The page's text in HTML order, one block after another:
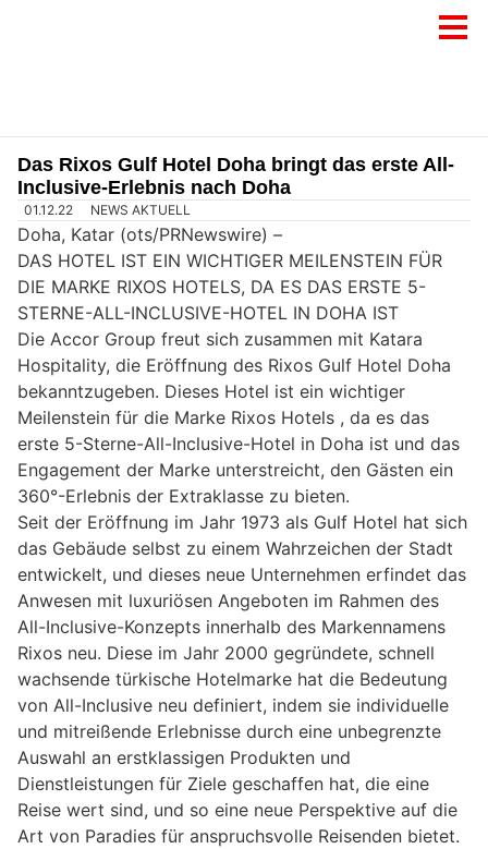
Das Rixos Gulf Hotel Doha bringt das erste All-
Inclusive-Erlebnis nach Doha
01.12.22 NEWS AKTUELL
Doha, Katar (ots/PRNewswire) –
DAS HOTEL IST EIN WICHTIGER MEILENSTEIN FÜR
DIE MARKE RIXOS HOTELS, DA ES DAS ERSTE 5-
STERNE-ALL-INCLUSIVE-HOTEL IN DOHA IST
Die Accor Group freut sich zusammen mit Katara
Hospitality, die Eröffnung des Rixos Gulf Hotel Doha
bekanntzugeben. Dieses Hotel ist ein wichtiger
Meilenstein für die Marke Rixos Hotels , da es das
erste 5-Sterne-All-Inclusive-Hotel in Doha ist und das
Engagement der Marke unterstreicht, den Gästen ein
360°-Erlebnis der Extraklasse zu bieten.
Seit der Eröffnung im Jahr 1973 als Gulf Hotel hat sich
das Gebäude selbst zu einem Wahrzeichen der Stadt
entwickelt, und dieses neue Unternehmen erfindet das
Anwesen mit luxuriösen Angeboten im Rahmen des
All-Inclusive-Konzepts innerhalb des Markennamens
Rixos neu. Diese im Jahr 2000 gegründete, schnell
wachsende türkische Hotelmarke hat die Bedeutung
von All-Inclusive neu definiert, indem sie individuelle
und mitreißende Erlebnisse durch eine unbegrenzte
Auswahl an erstklassigen Produkten und
Dienstleistungen für Ziele geschaffen hat, die eine
Reise wert sind, und so eine neue Perspektive auf die
Art von Paradies für anspruchsvolle Reisenden bietet.